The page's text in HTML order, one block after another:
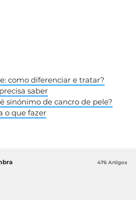
como diferenciar e tratar?
saber
sinónimo de cancro de pele?
o que fazer
476 Artigos